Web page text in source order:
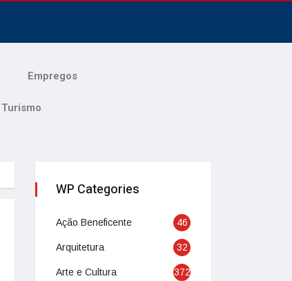
Empregos
Turismo
WP Categories
Ação Beneficente 46
Arquitetura 32
Arte e Cultura 372